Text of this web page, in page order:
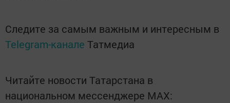
Следите за самым важным и интересным в
Telegram-канале Татмедиа
Читайте новости Татарстана в
национальном мессенджере MАХ: